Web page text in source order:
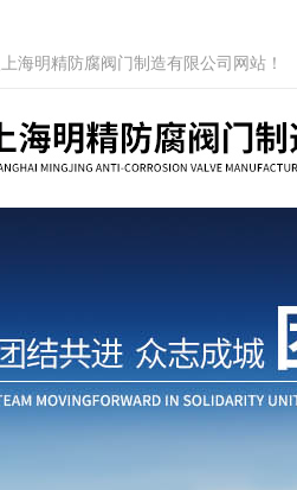
海明精防腐阀门制造有限公司网站！